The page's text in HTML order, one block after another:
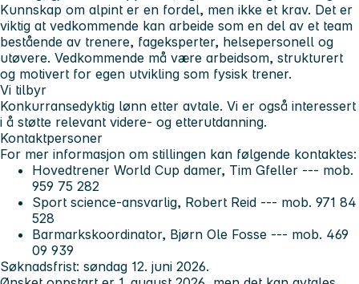
Kunnskap om alpint er en fordel, men ikke et krav. Det er
viktig at vedkommende kan arbeide som en del av et team
bestående av trenere, fageksperter, helsepersonell og
utøvere. Vedkommende må være arbeidsom, strukturert
og motivert for egen utvikling som fysisk trener.
Vi tilbyr
Konkurransedyktig lønn etter avtale. Vi er også interessert
i å støtte relevant videre- og etterutdanning.
Kontaktpersoner
For mer informasjon om stillingen kan følgende kontaktes:
Hovedtrener World Cup damer, Tim Gfeller --- mob.
959 75 282
Sport science-ansvarlig, Robert Reid --- mob. 971 84
528
Barmarkskoordinator, Bjørn Ole Fosse --- mob. 469
09 939
Søknadsfrist: søndag 12. juni 2026.